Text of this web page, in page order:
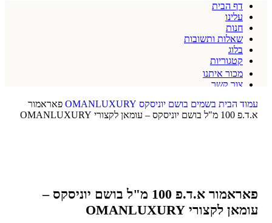
דף הבית
עלינו
חנות
שאלות ותשובות
בלוג
קטגוריות
מכור איתנו
צור קשר
עמוד הבית בשמים בושם יוניסקס OMANLUXURY פאראמור
א.ד.פ 100 מ"ל בושם יוניסקס – עומאן לקצורי OMANLUXURY
פאראמור א.ד.פ 100 מ"ל בושם יוניסקס –
עומאן לקצורי OMANLUXURY